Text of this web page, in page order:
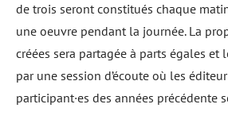
de trois seront constitués chaque
une oeuvre pendant la journée. La
créées sera partagée à parts égales et
par une session d’écoute où les
participant·es des années précédente